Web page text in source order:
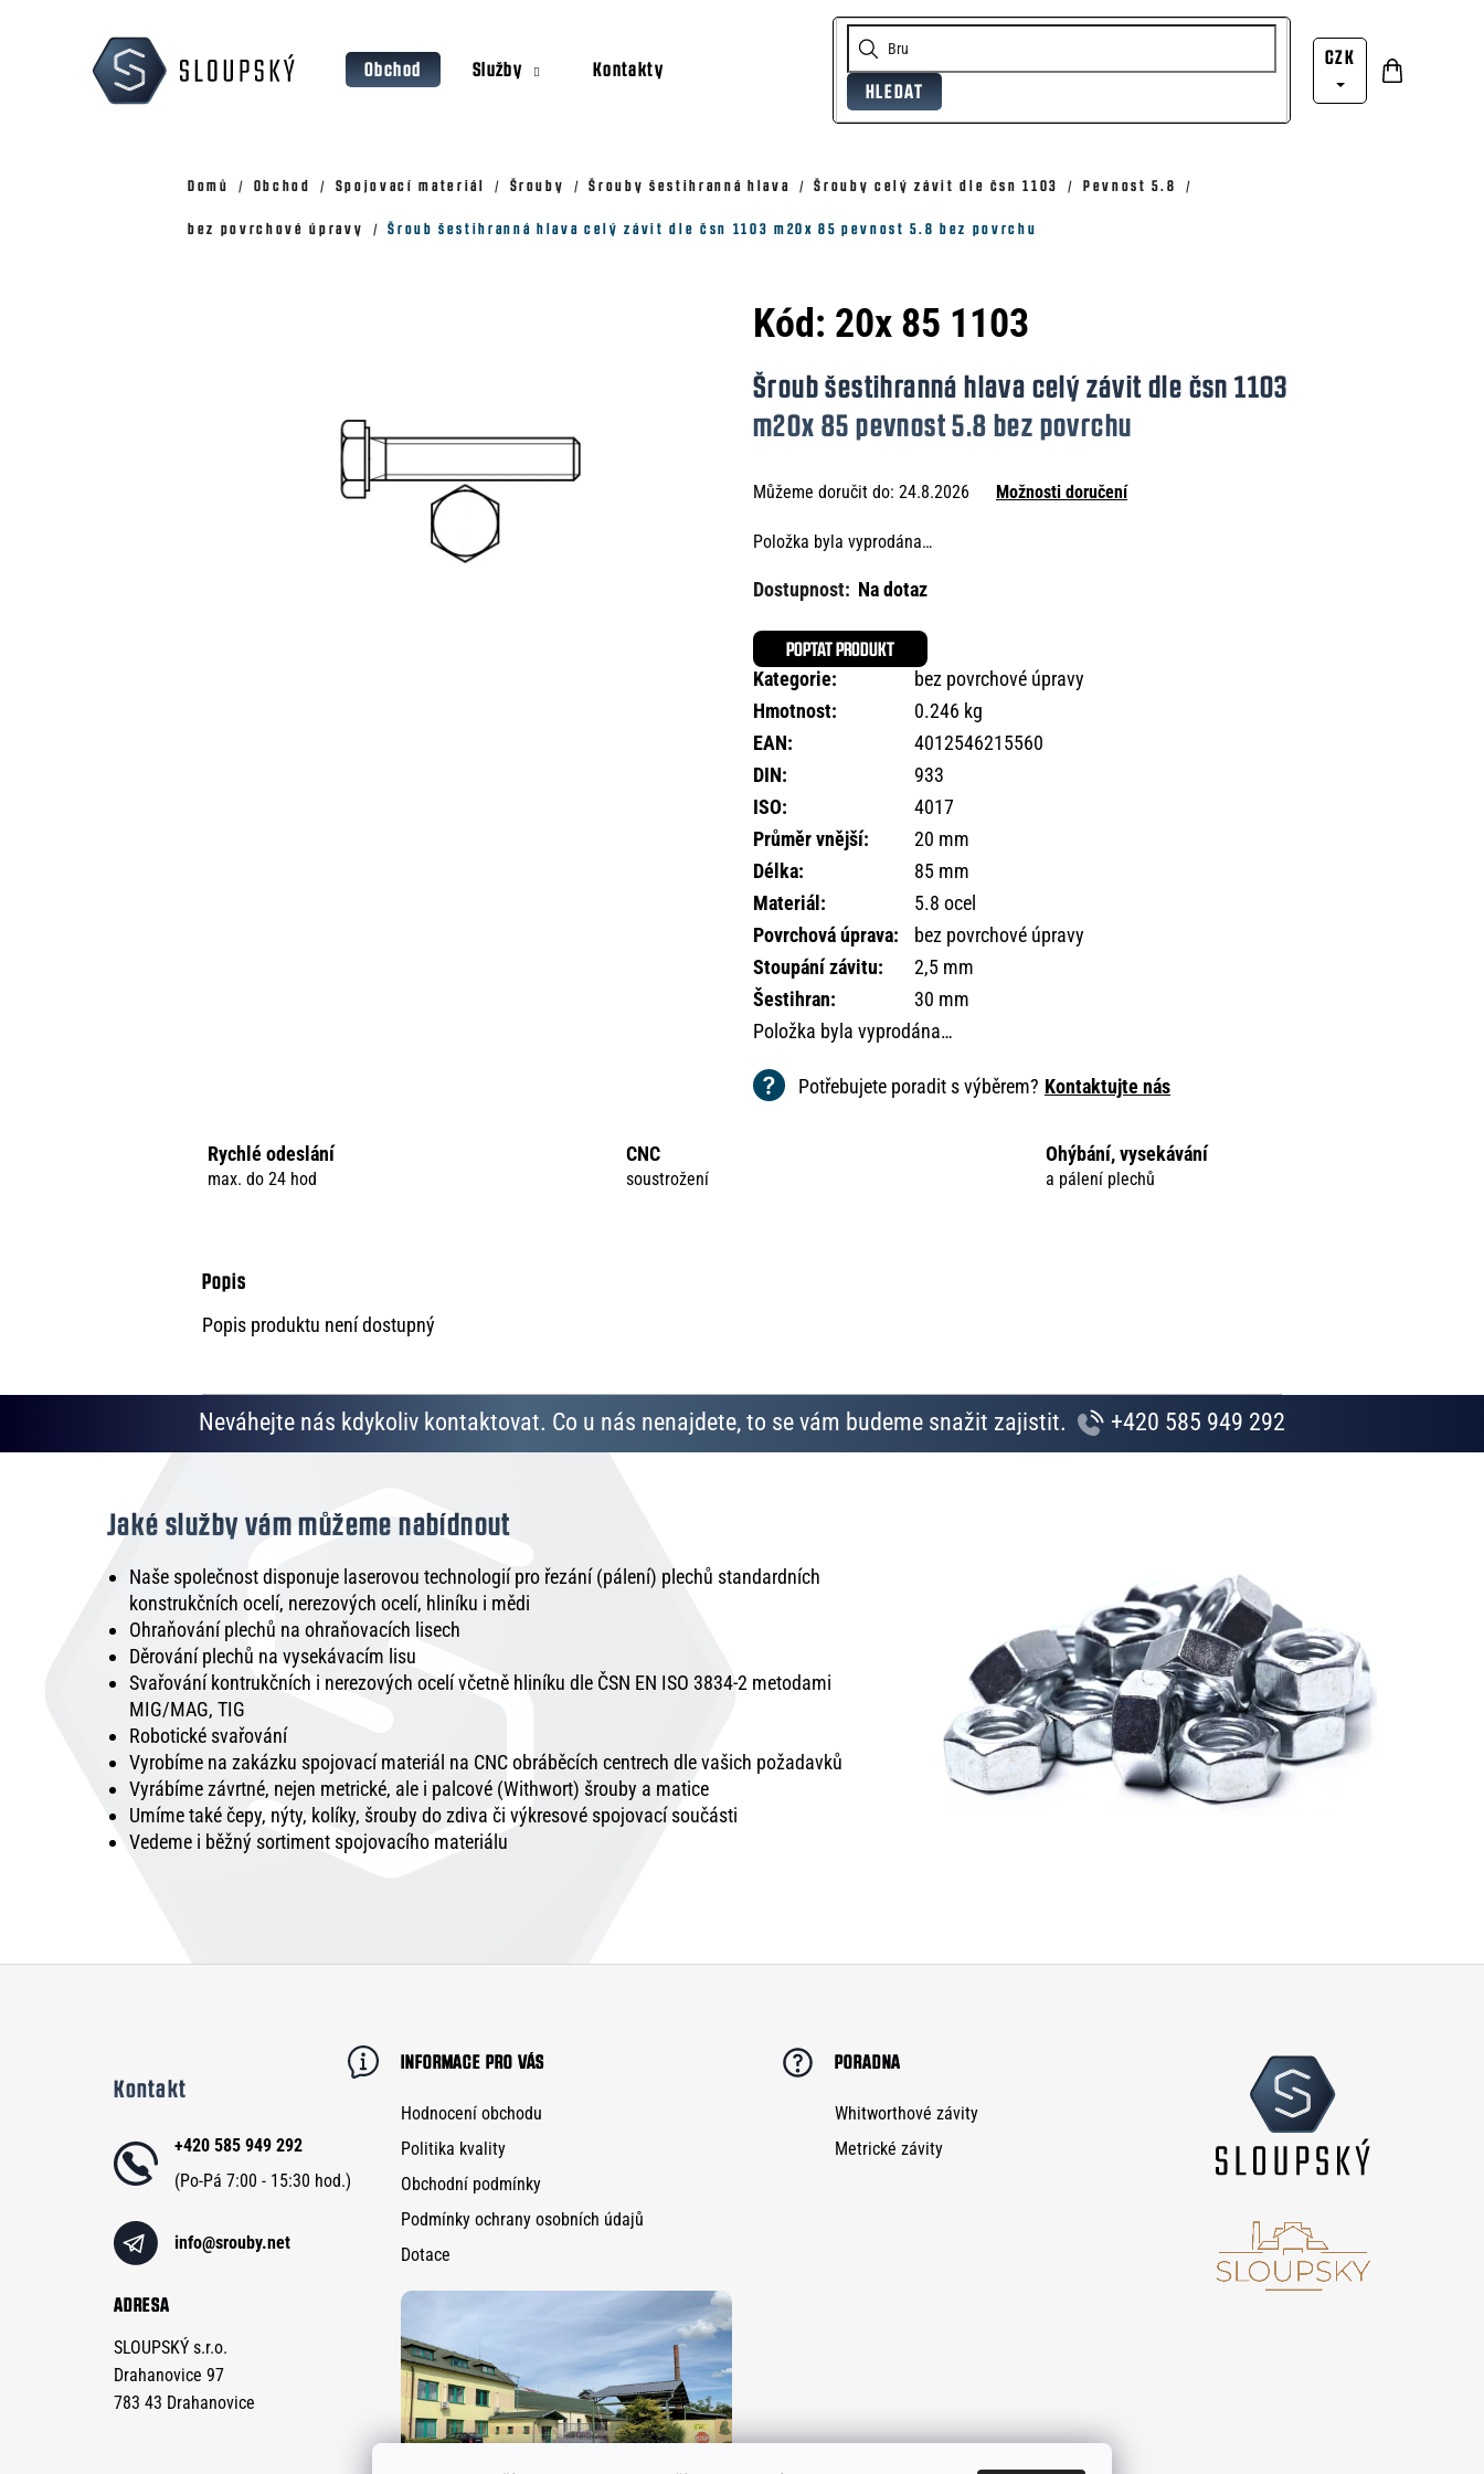
Obchod Služby
Kontakty
HLEDAT
CZK Nákupní
Domů Obchod Spojovací materiál Šrouby Šrouby šestihranná hlava Šrouby celý závit dle čsn 1103 Pevnost 5.8
bez povrchové úpravy Šroub šestihranná hlava celý závit dle čsn 1103 m20x 85 pevnost 5.8 bez povrchu
Kód: 20x 85 1103
Šroub šestihranná hlava celý závit dle čsn 1103
m20x 85 pevnost 5.8 bez povrchu
Můžeme doručit do: 24.8.2026 Možnosti doručení
Položka byla vyprodána…
Na dotaz
POPTAT PRODUKT
Kategorie:
bez povrchové úpravy
Hmotnost:
0.246 kg
EAN:
4012546215560
DIN:
933
ISO:
4017
Průměr vnější:
20 mm
Délka:
85 mm
Materiál :
5.8 ocel
Povrchová úprava:
bez povrchové úpravy
Stoupání závitu:
2,5 mm
Šestihran:
30 mm
Položka byla vyprodána…
Potřebujete poradit s výběrem? Kontaktujte nás
Rychlé odeslání
max. do 24 hod
CNC
soustrožení
Ohýbání, vysekávání
a pálení plechů
Popis produktu není dostupný
Zpět
Zpět
Doporučujeme
Neváhejte nás kdykoliv kontaktovat. Co u nás nenajdete, to se vám budeme snažit zajistit. +420 585 949 292
Jaké služby vám můžeme nabídnout
Naše společnost disponuje laserovou technologií pro řezání (pálení) plechů standardních
konstrukčních ocelí, nerezových ocelí, hliníku i mědi
Ohraňování plechů na ohraňovacích lisech
Děrování plechů na vysekávacím lisu
Svařování kontrukčních i nerezových ocelí včetně hliníku dle ČSN EN ISO 3834-2 metodami
MIG/MAG, TIG
Robotické svařování
Vyrobíme na zakázku spojovací materiál na CNC obráběcích centrech dle vašich požadavků
Vyrábíme závrtné, nejen metrické, ale i palcové (Withwort) šrouby a matice
Umíme také čepy, nýty, kolíky, šrouby do zdiva či výkresové spojovací součásti
Vedeme i běžný sortiment spojovacího materiálu
Kontakt
info@srouby.net
+420 585 949 292
ADRESA
SLOUPSKÝ s.r.o.
Drahanovice 97
783 43 Drahanovice
INFORMACE PRO VÁS
Hodnocení obchodu
Politika kvality
Obchodní podmínky
Podmínky ochrany osobních údajů
Dotace
PORADNA
Whitworthové závity
Metrické závity